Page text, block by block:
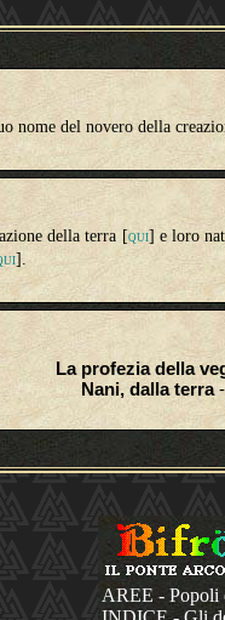
nome del novero della
della terra [QUI] e loro
] .
La profezia della
Nani, dalla terra-
AREE - Popoli